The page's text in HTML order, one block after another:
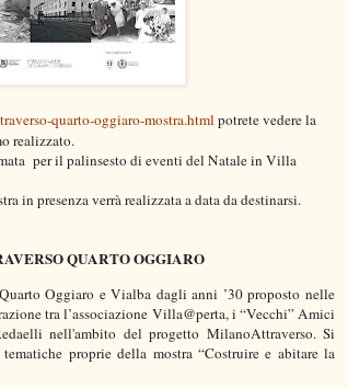
quarto-oggiaro-mostra.html potrete vedere la
realizzato.
per il palinsesto di eventi del Natale in Villa
in presenza verrà realizzata a data da destinarsi.
QUARTO OGGIARO
Oggiaro e Vialba dagli anni ’30 proposto nelle
tra l’associazione Villa@perta, i “Vecchi” Amici
nell'ambito del progetto MilanoAttraverso. Si
proprie della mostra “Costruire e abitare la